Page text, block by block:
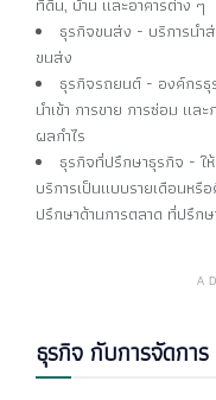
ธุรกิจขนส่ง - บริการนำ
ขนส่ง
ธุรกิจรถยนต์ - องค์กรธุ
นำเข้า การขาย การซ่อม แล
ผลกำไร
ธุรกิจที่ปรึกษาธุรกิจ - ใ
บริการเป็นแบบรายเดือนหรื
ปรึกษาด้านการตลาด ที่ปรึก
ธุรกิจ กับการจัดการ